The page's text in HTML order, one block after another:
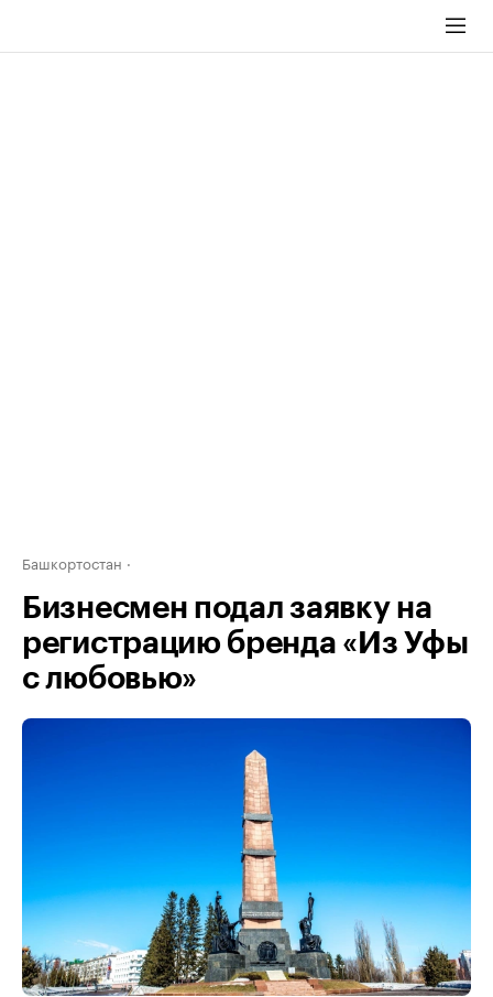
Башкортостан
Бизнесмен подал заявку на
регистрацию бренда «Из Уфы
с любовью»